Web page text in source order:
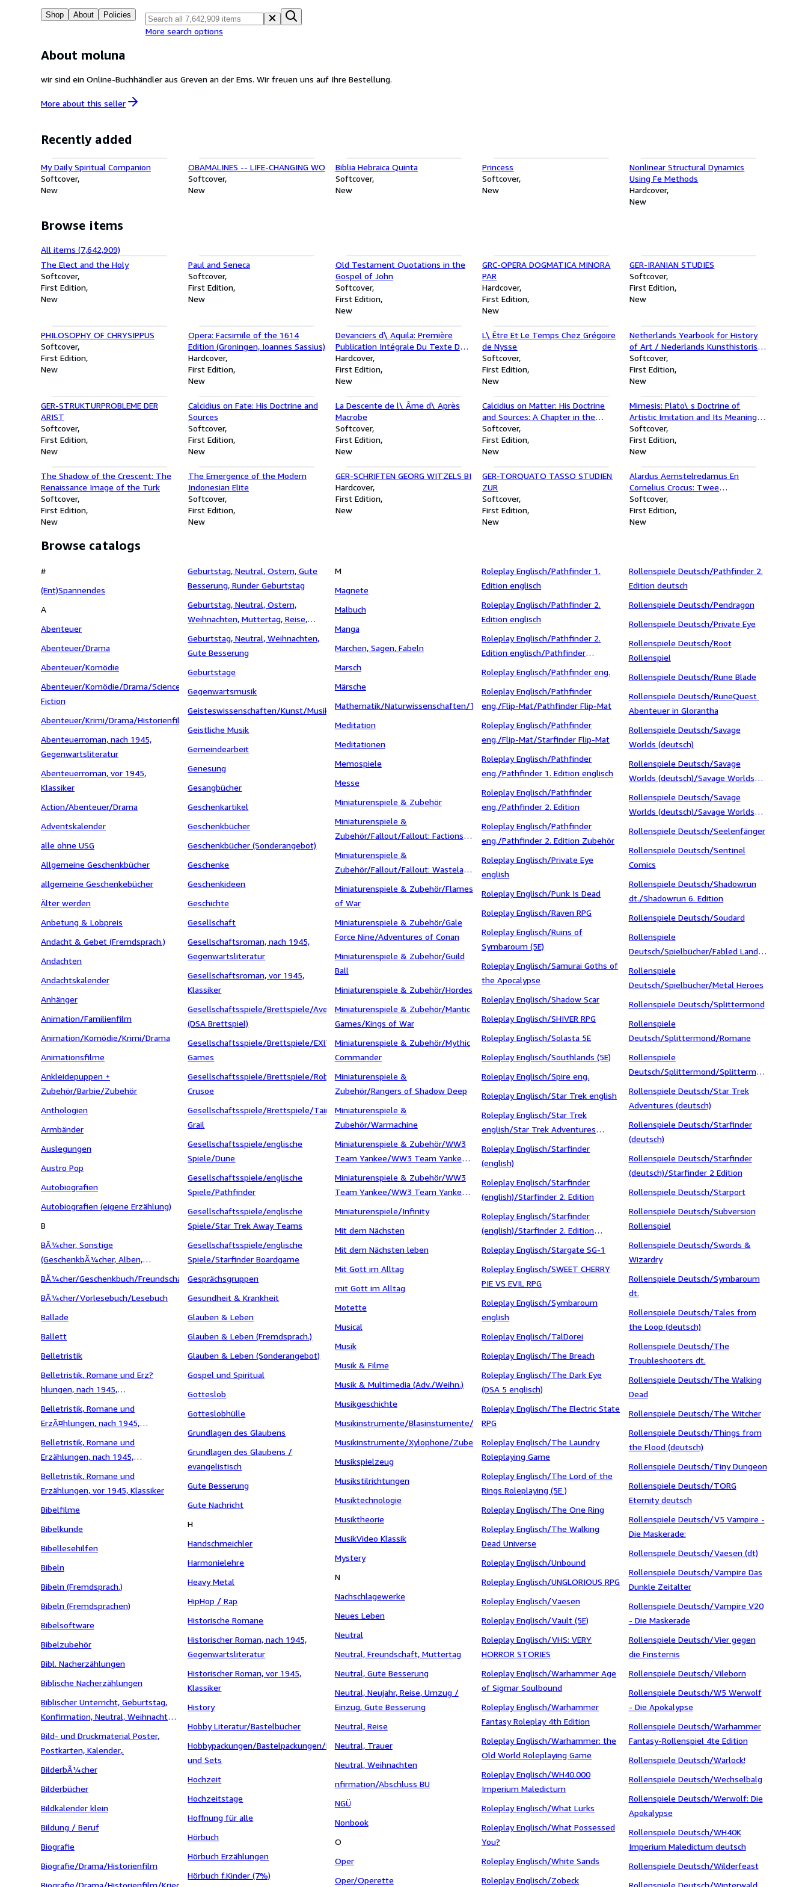
Shop About Policies
More search options
About moluna
wir sind ein Online-Buchhändler aus Greven an der Ems. Wir freuen uns auf Ihre Bestellung.
More about this seller
Recently added
My Daily Spiritual Companion
Softcover
New
OBAMALINES -- LIFE-CHANGING WO
Softcover
New
Biblia Hebraica Quinta
Softcover
New
Princess
Softcover
New
Nonlinear Structural Dynamics
Using Fe Methods
Hardcover
New
Browse items
All items (7,642,909)
The Elect and the Holy
Softcover
First Edition
New
Paul and Seneca
Softcover
First Edition
New
Old Testament Quotations in the
Gospel of John
Softcover
First Edition
New
GRC-OPERA DOGMATICA MINORA
PAR
Hardcover
First Edition
New
GER-IRANIAN STUDIES
Softcover
First Edition
New
PHILOSOPHY OF CHRYSIPPUS
Softcover
First Edition
New
Opera: Facsimile of the 1614
Edition (Groningen, Ioannes Sassius)
Hardcover
First Edition
New
Devanciers d\ Aquila: Première
Publication Intégrale Du Texte Des
Fragments Du Dodécaprophéton
Hardcover
First Edition
New
L\ Être Et Le Temps Chez Grégoire
de Nysse
Softcover
First Edition
New
Netherlands Yearbook for History
of Art / Nederlands Kunsthistorisch
Jaarboek 20 (1969): Paperback
Edition
Softcover
First Edition
New
GER-STRUKTURPROBLEME DER
ARIST
Softcover
First Edition
New
Calcidius on Fate: His Doctrine and
Sources
Softcover
First Edition
New
La Descente de l\ Âme d\ Après
Macrobe
Softcover
First Edition
New
Calcidius on Matter: His Doctrine
and Sources: A Chapter in the
History of Platonism
Softcover
First Edition
New
Mimesis: Plato\ s Doctrine of
Artistic Imitation and Its Meaning
to Us
Softcover
First Edition
New
The Shadow of the Crescent: The
Renaissance Image of the Turk
Softcover
First Edition
New
The Emergence of the Modern
Indonesian Elite
Softcover
First Edition
New
GER-SCHRIFTEN GEORG WITZELS BI
Hardcover
First Edition
New
GER-TORQUATO TASSO STUDIEN
ZUR
Softcover
First Edition
New
Alardus Aemstelredamus En
Cornelius Crocus: Twee
Amsterdamse Priester-
Humanisten: Bijdrage Tot de Kennis
Van Het Humanisme in Noord-
Softcover
First Edition
New
Browse catalogs
#
(Ent)Spannendes
A
Abenteuer
Abenteuer/Drama
Abenteuer/Komödie
Abenteuer/Komödie/Drama/Science
Fiction
Abenteuer/Krimi/Drama/Historienfilm/Thriller/Western
Abenteuerroman, nach 1945,
Gegenwartsliteratur
Abenteuerroman, vor 1945,
Klassiker
Action/Abenteuer/Drama
Adventskalender
alle ohne USG
Allgemeine Geschenkbücher
allgemeine Geschenkebücher
Älter werden
Anbetung & Lobpreis
Andacht & Gebet (Fremdsprach.)
Andachten
Andachtskalender
Anhänger
Animation/Familienfilm
Animation/Komödie/Krimi/Drama
Animationsfilme
Ankleidepuppen +
Zubehör/Barbie/Zubehör
Anthologien
Armbänder
Auslegungen
Austro Pop
Autobiografien
Autobiografien (eigene Erzählung)
B
BÃ¼cher, Sonstige
(GeschenkbÃ¼cher, Alben,
ImmerwÃ¤hrende Kalender,
BÃ¼cher/Geschenkbuch/Freundschaftsbuch/Stickerbuch
BÃ¼cher/Vorlesebuch/Lesebuch
Ballade
Ballett
Belletristik
Belletristik, Romane und Erz?
hlungen, nach 1945,
Gegenwartsliteratur
Belletristik, Romane und
ErzÃ¤hlungen, nach 1945,
Gegenwartsliteratur
Belletristik, Romane und
Erzählungen, nach 1945,
Gegenwartsliteratur
Belletristik, Romane und
Erzählungen, vor 1945, Klassiker
Bibelfilme
Bibelkunde
Bibellesehilfen
Bibeln
Bibeln (Fremdsprach.)
Bibeln (Fremdsprachen)
Bibelsoftware
Bibelzubehör
Bibl. Nacherzählungen
Biblische Nacherzählungen
Biblischer Unterricht, Geburtstag,
Konfirmation, Neutral, Weihnachten,
Umzug / Einzug
Bild- und Druckmaterial Poster,
Postkarten, Kalender,.
BilderbÃ¼cher
Bilderbücher
Bildkalender klein
Bildung / Beruf
Biografie
Biografie/Drama/Historienfilm
Biografie/Drama/Historienfilm/Kriegsfilm
Geburtstag, Neutral, Ostern, Gute
Besserung, Runder Geburtstag
Geburtstag, Neutral, Ostern,
Weihnachten, Muttertag, Reise,
Umzug / Einzug, Gute Besserung
Geburtstag, Neutral, Weihnachten,
Gute Besserung
Geburtstage
Gegenwartsmusik
Geisteswissenschaften/Kunst/Musik
Geistliche Musik
Gemeindearbeit
Genesung
Gesangbücher
Geschenkartikel
Geschenkbücher
Geschenkbücher (Sonderangebot)
Geschenke
Geschenkideen
Geschichte
Gesellschaft
Gesellschaftsroman, nach 1945,
Gegenwartsliteratur
Gesellschaftsroman, vor 1945,
Klassiker
Gesellschaftsspiele/Brettspiele/Aventuria
(DSA Brettspiel)
Gesellschaftsspiele/Brettspiele/EXIT
Games
Gesellschaftsspiele/Brettspiele/Robinson
Crusoe
Gesellschaftsspiele/Brettspiele/Tainted
Grail
Gesellschaftsspiele/englische
Spiele/Dune
Gesellschaftsspiele/englische
Spiele/Pathfinder
Gesellschaftsspiele/englische
Spiele/Star Trek Away Teams
Gesellschaftsspiele/englische
Spiele/Starfinder Boardgame
Gesprächsgruppen
Gesundheit & Krankheit
Glauben & Leben
Glauben & Leben (Fremdsprach.)
Glauben & Leben (Sonderangebot)
Gospel und Spiritual
Gotteslob
Gotteslobhülle
Grundlagen des Glaubens
Grundlagen des Glaubens /
evangelistisch
Gute Besserung
Gute Nachricht
H
Handschmeichler
Harmonielehre
Heavy Metal
HipHop / Rap
Historische Romane
Historischer Roman, nach 1945,
Gegenwartsliteratur
Historischer Roman, vor 1945,
Klassiker
History
Hobby Literatur/Bastelbücher
Hobbypackungen/Bastelpackungen/Bastelmaterialien
und Sets
Hochzeit
Hochzeitstage
Hoffnung für alle
Hörbuch
Hörbuch Erzählungen
Hörbuch f.Kinder (7%)
M
Magnete
Malbuch
Manga
Märchen, Sagen, Fabeln
Marsch
Märsche
Mathematik/Naturwissenschaften/Technik/Medizin
Meditation
Meditationen
Memospiele
Messe
Miniaturenspiele & Zubehör
Miniaturenspiele &
Zubehör/Fallout/Fallout: Factions
Miniaturenspiele &
Zubehör/Fallout/Fallout: Wasteland
Miniaturenspiele & Zubehör/Flames
of War
Miniaturenspiele & Zubehör/Gale
Force Nine/Adventures of Conan
Miniaturenspiele & Zubehör/Guild
Ball
Miniaturenspiele & Zubehör/Hordes
Miniaturenspiele & Zubehör/Mantic
Games/Kings of War
Miniaturenspiele & Zubehör/Mythic
Commander
Miniaturenspiele &
Zubehör/Rangers of Shadow Deep
Miniaturenspiele &
Zubehör/Warmachine
Miniaturenspiele & Zubehör/WW3
Team Yankee/WW3 Team Yankee
Miniaturenspiele & Zubehör/WW3
Team Yankee/WW3 Team Yankee
Miniaturenspiele/Infinity
Mit dem Nächsten
Mit dem Nächsten leben
Mit Gott im Alltag
mit Gott im Alltag
Motette
Musical
Musik
Musik & Filme
Musik & Multimedia (Adv./Weihn.)
Musikgeschichte
Musikinstrumente/Blasinstumente/Zubehör
Musikinstrumente/Xylophone/Zubehör
Musikspielzeug
Musikstilrichtungen
Musiktechnologie
Musiktheorie
MusikVideo Klassik
Mystery
N
Nachschlagewerke
Neues Leben
Neutral
Neutral, Freundschaft, Muttertag
Neutral, Gute Besserung
Neutral, Neujahr, Reise, Umzug /
Einzug, Gute Besserung
Neutral, Reise
Neutral, Trauer
Neutral, Weihnachten
nfirmation/Abschluss BU
NGÜ
Nonbook
O
Oper
Oper/Operette
Roleplay Englisch/Pathfinder 1.
Edition englisch
Roleplay Englisch/Pathfinder 2.
Edition englisch
Roleplay Englisch/Pathfinder 2.
Edition englisch/Pathfinder
Kingmaker (P2)
Roleplay Englisch/Pathfinder eng.
Roleplay Englisch/Pathfinder
eng./Flip-Mat/Pathfinder Flip-Mat
Roleplay Englisch/Pathfinder
eng./Flip-Mat/Starfinder Flip-Mat
Roleplay Englisch/Pathfinder
eng./Pathfinder 1. Edition englisch
Roleplay Englisch/Pathfinder
eng./Pathfinder 2. Edition
Roleplay Englisch/Pathfinder
eng./Pathfinder 2. Edition Zubehör
Roleplay Englisch/Private Eye
english
Roleplay Englisch/Punk Is Dead
Roleplay Englisch/Raven RPG
Roleplay Englisch/Ruins of
Symbaroum (5E)
Roleplay Englisch/Samurai Goths of
the Apocalypse
Roleplay Englisch/Shadow Scar
Roleplay Englisch/SHIVER RPG
Roleplay Englisch/Solasta 5E
Roleplay Englisch/Southlands (5E)
Roleplay Englisch/Spire eng.
Roleplay Englisch/Star Trek english
Roleplay Englisch/Star Trek
english/Star Trek Adventures
Second Edition
Roleplay Englisch/Starfinder
(english)
Roleplay Englisch/Starfinder
(english)/Starfinder 2. Edition
Roleplay Englisch/Starfinder
(english)/Starfinder 2. Edition
Playtest
Roleplay Englisch/Stargate SG-1
Roleplay Englisch/SWEET CHERRY
PIE VS EVIL RPG
Roleplay Englisch/Symbaroum
english
Roleplay Englisch/TalDorei
Roleplay Englisch/The Breach
Roleplay Englisch/The Dark Eye
(DSA 5 englisch)
Roleplay Englisch/The Electric State
RPG
Roleplay Englisch/The Laundry
Roleplaying Game
Roleplay Englisch/The Lord of the
Rings Roleplaying (5E )
Roleplay Englisch/The One Ring
Roleplay Englisch/The Walking
Dead Universe
Roleplay Englisch/Unbound
Roleplay Englisch/UNGLORIOUS RPG
Roleplay Englisch/Vaesen
Roleplay Englisch/Vault (5E)
Roleplay Englisch/VHS: VERY
HORROR STORIES
Roleplay Englisch/Warhammer Age
of Sigmar Soulbound
Roleplay Englisch/Warhammer
Fantasy Roleplay 4th Edition
Roleplay Englisch/Warhammer: the
Old World Roleplaying Game
Roleplay Englisch/WH40.000
Imperium Maledictum
Roleplay Englisch/What Lurks
Roleplay Englisch/What Possessed
You?
Roleplay Englisch/White Sands
Roleplay Englisch/Zobeck
Rollenspiele Deutsch/Pathfinder 2.
Edition deutsch
Rollenspiele Deutsch/Pendragon
Rollenspiele Deutsch/Private Eye
Rollenspiele Deutsch/Root
Rollenspiel
Rollenspiele Deutsch/Rune Blade
Rollenspiele Deutsch/RuneQuest 
Abenteuer in Glorantha
Rollenspiele Deutsch/Savage
Worlds (deutsch)
Rollenspiele Deutsch/Savage
Worlds (deutsch)/Savage Worlds
Hexxen
Rollenspiele Deutsch/Savage
Worlds (deutsch)/Savage Worlds
Pathfinder
Rollenspiele Deutsch/Seelenfänger
Rollenspiele Deutsch/Sentinel
Comics
Rollenspiele Deutsch/Shadowrun
dt./Shadowrun 6. Edition
Rollenspiele Deutsch/Soudard
Rollenspiele
Deutsch/Spielbücher/Fabled Lands 
Die Legenden von Harkuna
Rollenspiele
Deutsch/Spielbücher/Metal Heroes
Rollenspiele Deutsch/Splittermond
Rollenspiele
Deutsch/Splittermond/Romane
Rollenspiele
Deutsch/Splittermond/Splittermond
Romane
Rollenspiele Deutsch/Star Trek
Adventures (deutsch)
Rollenspiele Deutsch/Starfinder
(deutsch)
Rollenspiele Deutsch/Starfinder
(deutsch)/Starfinder 2 Edition
Rollenspiele Deutsch/Starport
Rollenspiele Deutsch/Subversion
Rollenspiel
Rollenspiele Deutsch/Swords &
Wizardry
Rollenspiele Deutsch/Symbaroum
dt.
Rollenspiele Deutsch/Tales from
the Loop (deutsch)
Rollenspiele Deutsch/The
Troubleshooters dt.
Rollenspiele Deutsch/The Walking
Dead
Rollenspiele Deutsch/The Witcher
Rollenspiele Deutsch/Things from
the Flood (deutsch)
Rollenspiele Deutsch/Tiny Dungeon
Rollenspiele Deutsch/TORG
Eternity deutsch
Rollenspiele Deutsch/V5 Vampire -
Die Maskerade:
Rollenspiele Deutsch/Vaesen (dt)
Rollenspiele Deutsch/Vampire Das
Dunkle Zeitalter
Rollenspiele Deutsch/Vampire V20
- Die Maskerade
Rollenspiele Deutsch/Vier gegen
die Finsternis
Rollenspiele Deutsch/Vileborn
Rollenspiele Deutsch/W5 Werwolf
- Die Apokalypse
Rollenspiele Deutsch/Warhammer
Fantasy-Rollenspiel 4te Edition
Rollenspiele Deutsch/Warlock!
Rollenspiele Deutsch/Wechselbalg
Rollenspiele Deutsch/Werwolf: Die
Apokalypse
Rollenspiele Deutsch/WH40K
Imperium Maledictum deutsch
Rollenspiele Deutsch/Wilderfeast
Rollenspiele Deutsch/Winterwald